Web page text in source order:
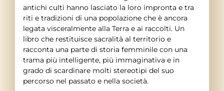
antichi culti hanno lasciato la loro impronta e tra
riti e tradizioni di una popolazione che è ancora
legata visceralmente alla Terra e ai raccolti. Un
libro che restituisce sacralità al territorio e
racconta una parte di storia femminile con una
trama più intelligente, più immaginativa e in
grado di scardinare molti stereotipi del suo
percorso nel passato e nella società.